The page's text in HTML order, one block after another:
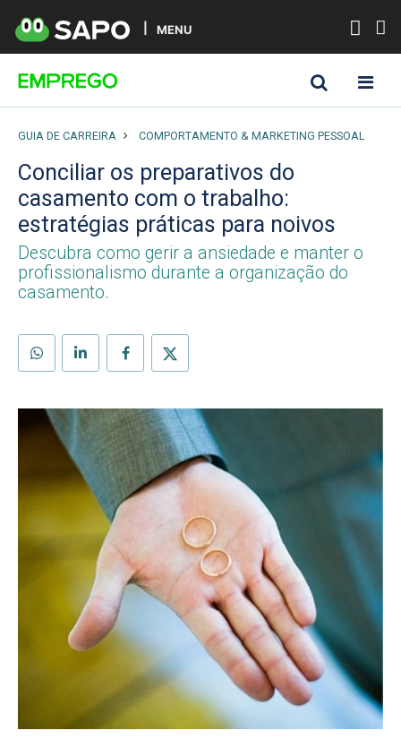
MENU
GUIA DE CARREIRA COMPORTAMENTO & MARKETING PESSOAL
Conciliar os preparativos do
casamento com o trabalho:
estratégias práticas para noivos
Descubra como gerir a ansiedade e manter o
profissionalismo durante a organização do
casamento.